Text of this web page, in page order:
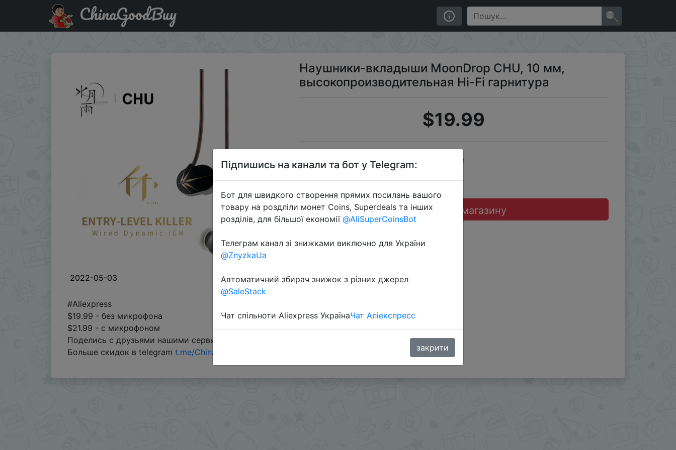
Купити на розпродажі Наушники-вкладыши MoonDrop CHU, 10 мм, высокопроизводительная Hi-Fi гарнитура
ChinaGoodBuy
2022-05-03
Наушники-вкладыши MoonDrop CHU, 10 мм,
высокопроизводительная Hi-Fi гарнитура
$19.99
Sale
Перейти до магазину
#Aliexpress
$19.99 - без микрофона
$21.99 - с микрофоном
Поделись с друзьями нашими сервисами - @SKIDKOVOZ
Больше скидок в telegram t.me/ChinaGoodBuy
Підпишись на канали та бот у Telegram:
Бот для швидкого створення прямих посилань вашого
товару на роздліли монет Coins, Superdeals та інших
розділів, для більшої економії @AliSuperCoinsBot
Телеграм канал зі знижками виключно для України
@ZnyzkaUa
Автоматичний збирач знижок з різних джерел
@SaleStack
Чат спільноти Aliexpress УкраїнаЧат Аліекспресс
закрити